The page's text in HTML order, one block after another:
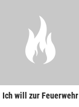
Ich will zur Feuerwehr